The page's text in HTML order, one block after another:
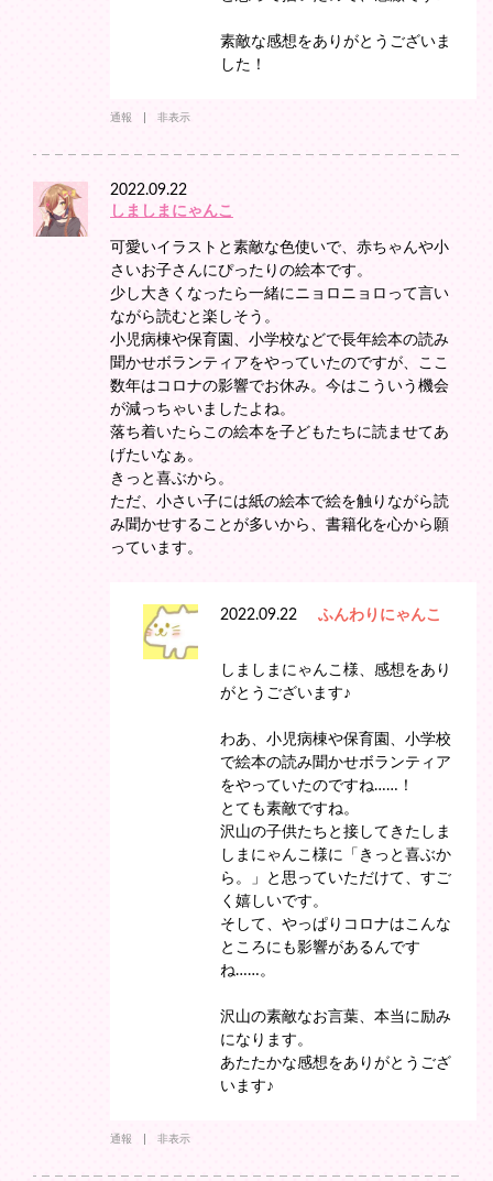
素敵な感想をありがとうございま
した！
通報 非表示
2022.09.22
しましまにゃんこ
可愛いイラストと素敵な色使いで、赤ちゃんや小
さいお子さんにぴったりの絵本です。
少し大きくなったら一緒にニョロニョロって言い
ながら読むと楽しそう。
小児病棟や保育園、小学校などで長年絵本の読み
聞かせボランティアをやっていたのですが、ここ
数年はコロナの影響でお休み。今はこういう機会
が減っちゃいましたよね。
落ち着いたらこの絵本を子どもたちに読ませてあ
げたいなぁ。
きっと喜ぶから。
ただ、小さい子には紙の絵本で絵を触りながら読
み聞かせすることが多いから、書籍化を心から願
っています。
2022.09.22 ふんわりにゃんこ
しましまにゃんこ様、感想をあり
がとうございます♪
わあ、小児病棟や保育園、小学校
で絵本の読み聞かせボランティア
をやっていたのですね……！
とても素敵ですね。
沢山の子供たちと接してきたしま
しまにゃんこ様に「きっと喜ぶか
ら。」と思っていただけて、すご
く嬉しいです。
そして、やっぱりコロナはこんな
ところにも影響があるんです
ね……。
沢山の素敵なお言葉、本当に励み
になります。
あたたかな感想をありがとうござ
います♪
通報 非表示